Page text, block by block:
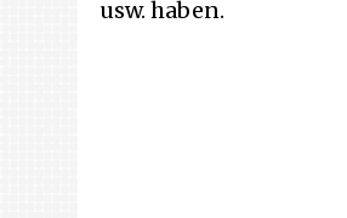
usw. haben.